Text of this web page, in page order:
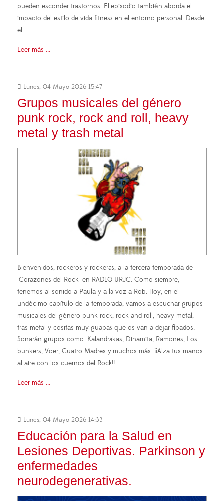
pueden esconder trastornos. El episodio también aborda el
impacto del estilo de vida fitness en el entorno personal. Desde
el…
Leer más ...
Lunes, 04 Mayo 2026 15:47
Grupos musicales del género
punk rock, rock and roll, heavy
metal y trash metal
Bienvenidos, rockeros y rockeras, a la tercera temporada de
"Corazones del Rock" en RADIO URJC. Como siempre,
tenemos al sonido a Paula y a la voz a Rob. Hoy, en el
undécimo capítulo de la temporada, vamos a escuchar grupos
musicales del género punk rock, rock and roll, heavy metal,
tras metal y cositas muy guapas que os van a dejar flipados.
Sonarán grupos como: Kalandrakas, Dinamita, Ramones, Los
bunkers, Voer, Cuatro Madres y muchos más. ¡¡Alza tus manos
al aire con los cuernos del Rock!!
Leer más ...
Lunes, 04 Mayo 2026 14:33
Educación para la Salud en
Lesiones Deportivas. Parkinson y
enfermedades
neurodegenerativas.